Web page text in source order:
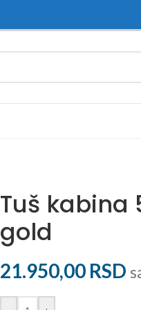
Tuš kabina
gold
21.950,00 RSD